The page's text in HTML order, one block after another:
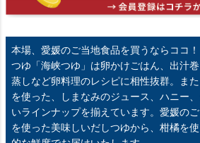
本場、愛媛のご当地食品を買うならココ！
つゆ「海峡つゆ」は卵かけごはん、出汁
蒸しなど卵料理のレシピに相性抜群。ま
を使った、しまなみのジュース、ハニー
いラインナップを揃えています。愛媛の
を使った美味しいだしつゆから、柑橘を